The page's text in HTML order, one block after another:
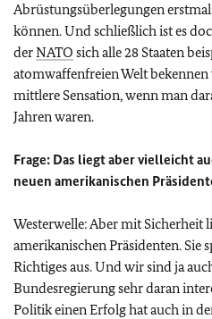
Abrüstungsüberlegungen
können. Und schließlich ist es
derNATO sich alle 28 Staaten
atomwaffenfreien Welt bekennen
mittlere Sensation, wenn man
Jahren waren.
Frage: Das liegt aber vielleicht
neuen amerikanischen
Westerwelle:Aber mit Sicherheit
amerikanischen Präsidenten. Sie
Richtiges aus. Und wir sind ja
Bundesregierung sehr daran
Politik einen Erfolg hat auch in